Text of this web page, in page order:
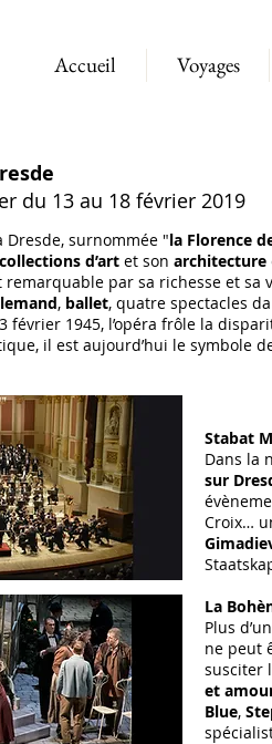
Accueil Voyages
du 13 au 18 février 2019
surnommée "la Florence
collections d’art et son architecture
remarquable par sa richesse et sa
, ballet, quatre spectacles
février 1945, l’opéra frôle la
il est aujourd’hui le symbole
Stabat
Dans la
sur
Croix…
La
Plus
ne peut
susciter
et
Blue,